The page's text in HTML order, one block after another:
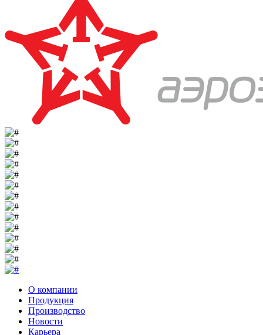
О компании
Продукция
Производство
Новости
Карьера